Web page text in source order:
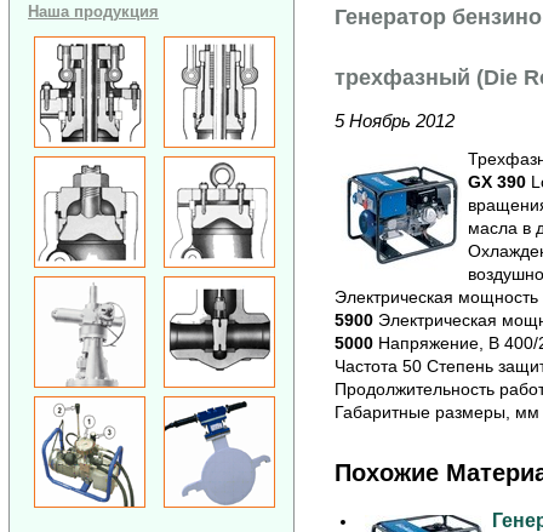
Наша продукция Генератор
трехфазный (Die
5 Ноябрь 2012
GX 390
масла в
Электрическая
5900Электрическая
5000Напряжение, В 400/
Частота 50 Степень
Продолжительность
Габаритные размеры,
Похожие